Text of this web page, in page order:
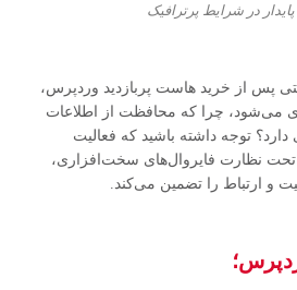
در شرایط پرترافیک
پس از خرید هاست پربازدید وردپرس،
می‌شود، چرا که محافظت از اطلاعات
دارد؟ توجه داشته باشید که فعالیت
تحت نظارت فایروال‌های سخت‌افزاری،
و ارتباط را تضمین می‌کند.